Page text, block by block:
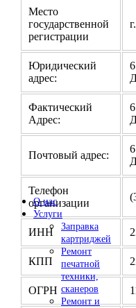
О нас
Услуги
Заправка
картриджей
Ремонт
печатной
техники,
сканеров
Ремонт и
Место
государственной
регистрации
Юридический
адрес:
Фактический
Адрес:
Почтовый адрес:
Телефон
организации
ИНН
КПП
ОГРН